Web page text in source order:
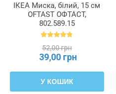
ІКЕА Миска, білий, 15 см
OFTAST ОФТАСТ,
802.589.15
52,00 грн
39,00 грн
У КОШИК